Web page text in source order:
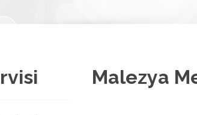
Malezya